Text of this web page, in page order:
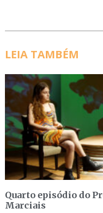
LEIA TAMBÉM
Quarto episódio do
Marciais